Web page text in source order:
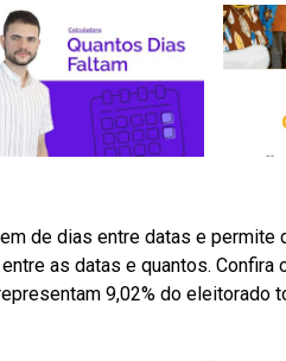
de dias entre datas e
as datas e quantos.
9,02% do eleitorado